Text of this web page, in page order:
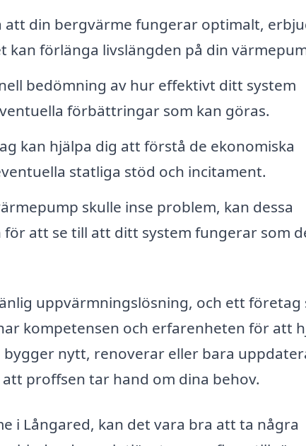
att din bergvärme fungerar optimalt,
förlänga livslängden på din
bedömning av hur effektivt ditt system
förbättringar som kan göras.
kan hjälpa dig att förstå de ekonomiska
statliga stöd och incitament.
skulle inse problem, kan dessa
att se till att ditt system fungerar som
uppvärmningslösning, och ett företag
kompetensen och erfarenheten för att
bygger nytt, renoverar eller bara
proffsen tar hand om dina behov.
i Långared, kan det vara bra att ta några